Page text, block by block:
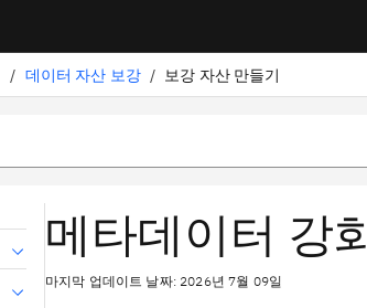
/ 데이터 자산 보강 / 보강 자산 만들기
메타데이터 강
마지막 업데이트 날짜: 2026년 7월 09일